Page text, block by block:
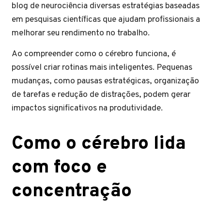
blog de neurociência diversas estratégias baseadas
em pesquisas científicas que ajudam profissionais a
melhorar seu rendimento no trabalho.
Ao compreender como o cérebro funciona, é
possível criar rotinas mais inteligentes. Pequenas
mudanças, como pausas estratégicas, organização
de tarefas e redução de distrações, podem gerar
impactos significativos na produtividade.
Como o cérebro lida
com foco e
concentração